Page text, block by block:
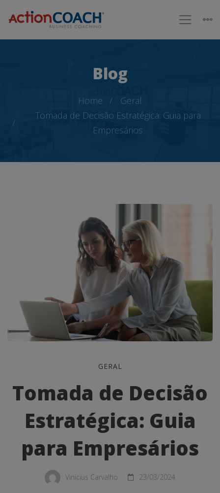
Blog
Home
Geral
Tomada de Decisão Estratégica: Guia para
Empresários
de
Decisão
Estratégica:
Guia
para
Empresários
GERAL
Tomada de Decisão
Estratégica: Guia
para Empresários
Vinicius Carvalho 23/03/2024